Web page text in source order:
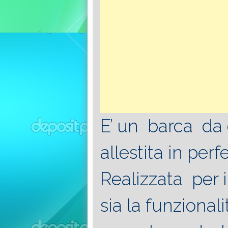
E’ un barca
allestita in
Realizzata per
sia la